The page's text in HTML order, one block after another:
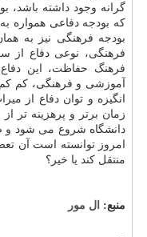
گرانه وجود داشته باشد،
که بودجه دفاعی همواره
بودجه فرهنگی نیز به
فرهنگی، نوعی دفاع
فرهنگ حفاظت، این
آموزشی و فرهنگی، کم
انگیزه و توان دفاع از
زمان برتر و پرهزینه تر
دانشگاه شروع می شود
امروز توانسته است آن
منتقل کند یا خیر؟
منبع: ال مور